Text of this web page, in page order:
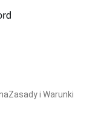
Zasady i Warunki